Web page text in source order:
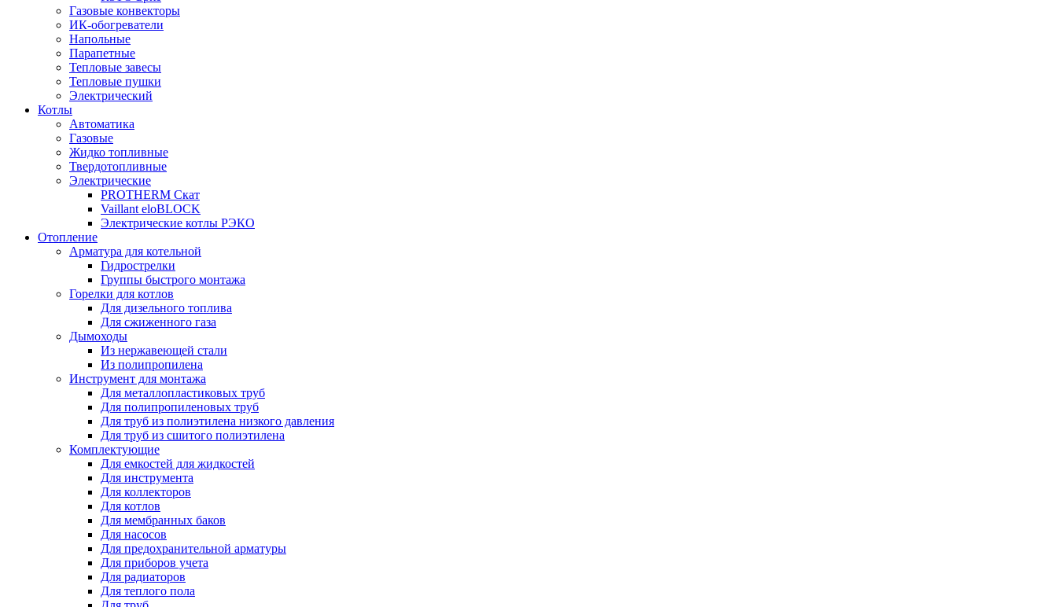
Газовые конвекторы
ИК-обогреватели
Напольные
Парапетные
Тепловые завесы
Тепловые пушки
Электрический
Котлы
Автоматика
Газовые
Жидко топливные
Твердотопливные
Электрические
PROTHERM Скат
Vaillant eloBLOCK
Электрические котлы РЭКО
Отопление
Арматура для котельной
Гидрострелки
Группы быстрого монтажа
Горелки для котлов
Для дизельного топлива
Для сжиженного газа
Дымоходы
Из нержавеющей стали
Из полипропилена
Инструмент для монтажа
Для металлопластиковых труб
Для полипропиленовых труб
Для труб из полиэтилена низкого давления
Для труб из сшитого полиэтилена
Комплектующие
Для емкостей для жидкостей
Для инструмента
Для коллекторов
Для котлов
Для мембранных баков
Для насосов
Для предохранительной арматуры
Для приборов учета
Для радиаторов
Для теплого пола